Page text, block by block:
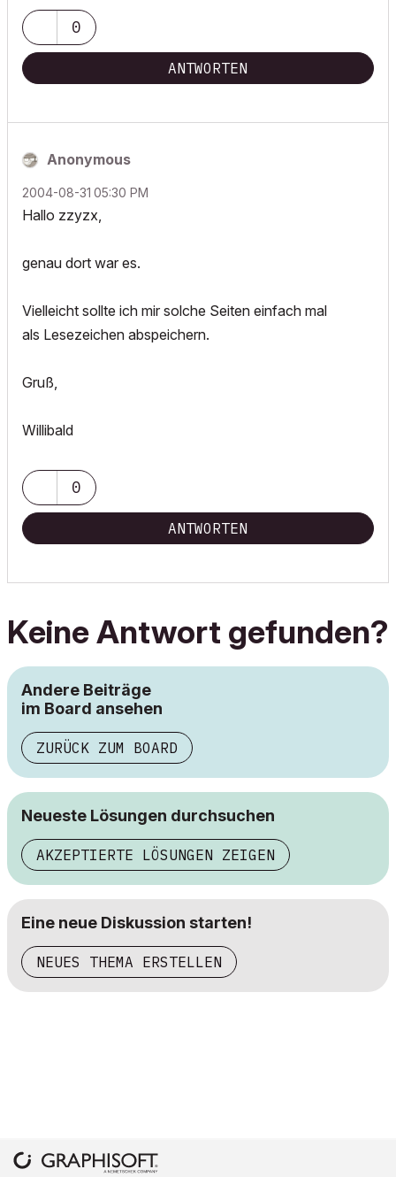
0
ANTWORTEN
Anonymous
‎2004-08-31 05:30 PM
Hallo zzyzx,
genau dort war es.
Vielleicht sollte ich mir solche Seiten einfach mal
als Lesezeichen abspeichern.
Gruß,
Willibald
0
ANTWORTEN
Keine Antwort gefunden?
Andere Beiträge
im Board ansehen
ZURÜCK ZUM BOARD
Neueste Lösungen durchsuchen
AKZEPTIERTE LÖSUNGEN ZEIGEN
Eine neue Diskussion starten!
NEUES THEMA ERSTELLEN